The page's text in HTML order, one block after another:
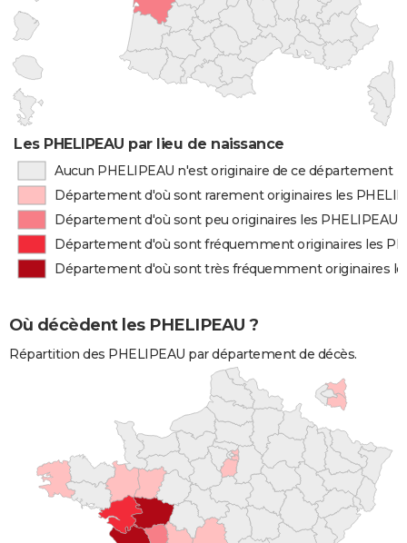
Les PHELIPEAU par lieu de naissance
Aucun PHELIPEAU n'est originaire de ce département
Département d'où sont rarement originaires les
Département d'où sont peu originaires les PHELIPEAU
Département d'où sont fréquemment originaires les
Département d'où sont très fréquemment originaires
Où décèdent les PHELIPEAU ?
Répartition des PHELIPEAU par département de décès.